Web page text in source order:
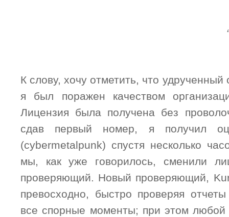
К слову, хочу отметить, что
я был поражен качеством
Лицензия была получена без
сдав первый номер, я получил
(cybermetalpunk) спустя несколько
мы, как уже говорилось, сменили
проверяющий. Новый проверяющий,
превосходно, быстро проверяя
все спорные моменты; при этом любой